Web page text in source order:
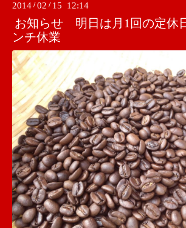
2014 /02 / 15 12:14
お知らせ 明日は月1回の定休
ンチ休業